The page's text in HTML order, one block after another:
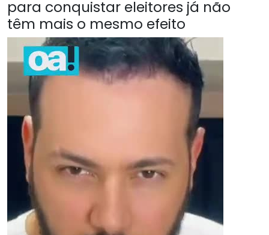
para conquistar eleitores já não
têm mais o mesmo efeito